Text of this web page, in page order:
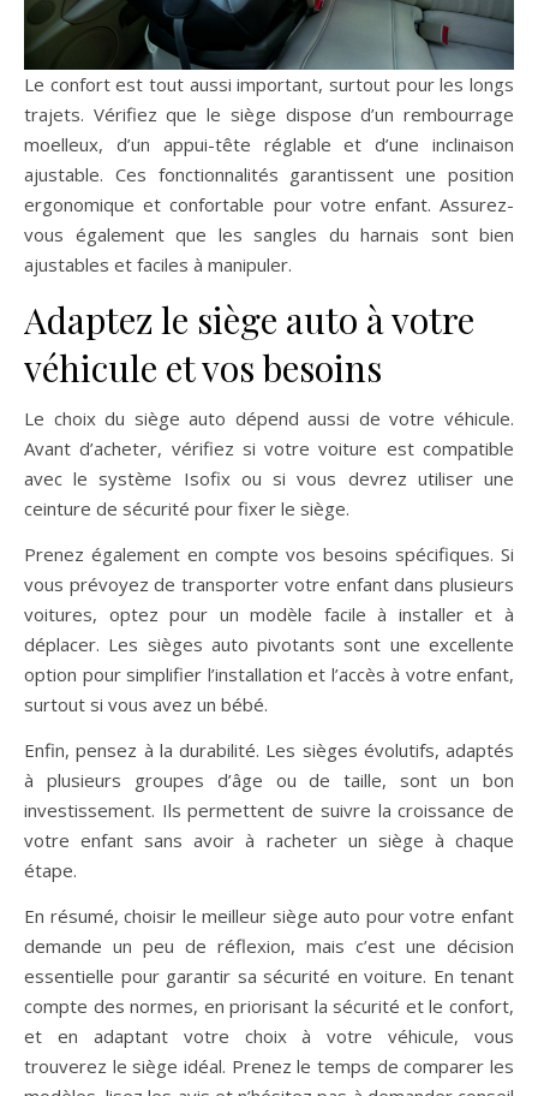
Le confort est tout aussi important, surtout pour les longs
trajets. Vérifiez que le siège dispose d’un rembourrage
moelleux, d’un appui-tête réglable et d’une inclinaison
ajustable. Ces fonctionnalités garantissent une position
ergonomique et confortable pour votre enfant. Assurez-
vous également que les sangles du harnais sont bien
ajustables et faciles à manipuler.
Adaptez le siège auto à votre
véhicule et vos besoins
Le choix du siège auto dépend aussi de votre véhicule.
Avant d’acheter, vérifiez si votre voiture est compatible
avec le système Isofix ou si vous devrez utiliser une
ceinture de sécurité pour fixer le siège.
Prenez également en compte vos besoins spécifiques. Si
vous prévoyez de transporter votre enfant dans plusieurs
voitures, optez pour un modèle facile à installer et à
déplacer. Les sièges auto pivotants sont une excellente
option pour simplifier l’installation et l’accès à votre enfant,
surtout si vous avez un bébé.
Enfin, pensez à la durabilité. Les sièges évolutifs, adaptés
à plusieurs groupes d’âge ou de taille, sont un bon
investissement. Ils permettent de suivre la croissance de
votre enfant sans avoir à racheter un siège à chaque
étape.
En résumé, choisir le meilleur siège auto pour votre enfant
demande un peu de réflexion, mais c’est une décision
essentielle pour garantir sa sécurité en voiture. En tenant
compte des normes, en priorisant la sécurité et le confort,
et en adaptant votre choix à votre véhicule, vous
trouverez le siège idéal. Prenez le temps de comparer les